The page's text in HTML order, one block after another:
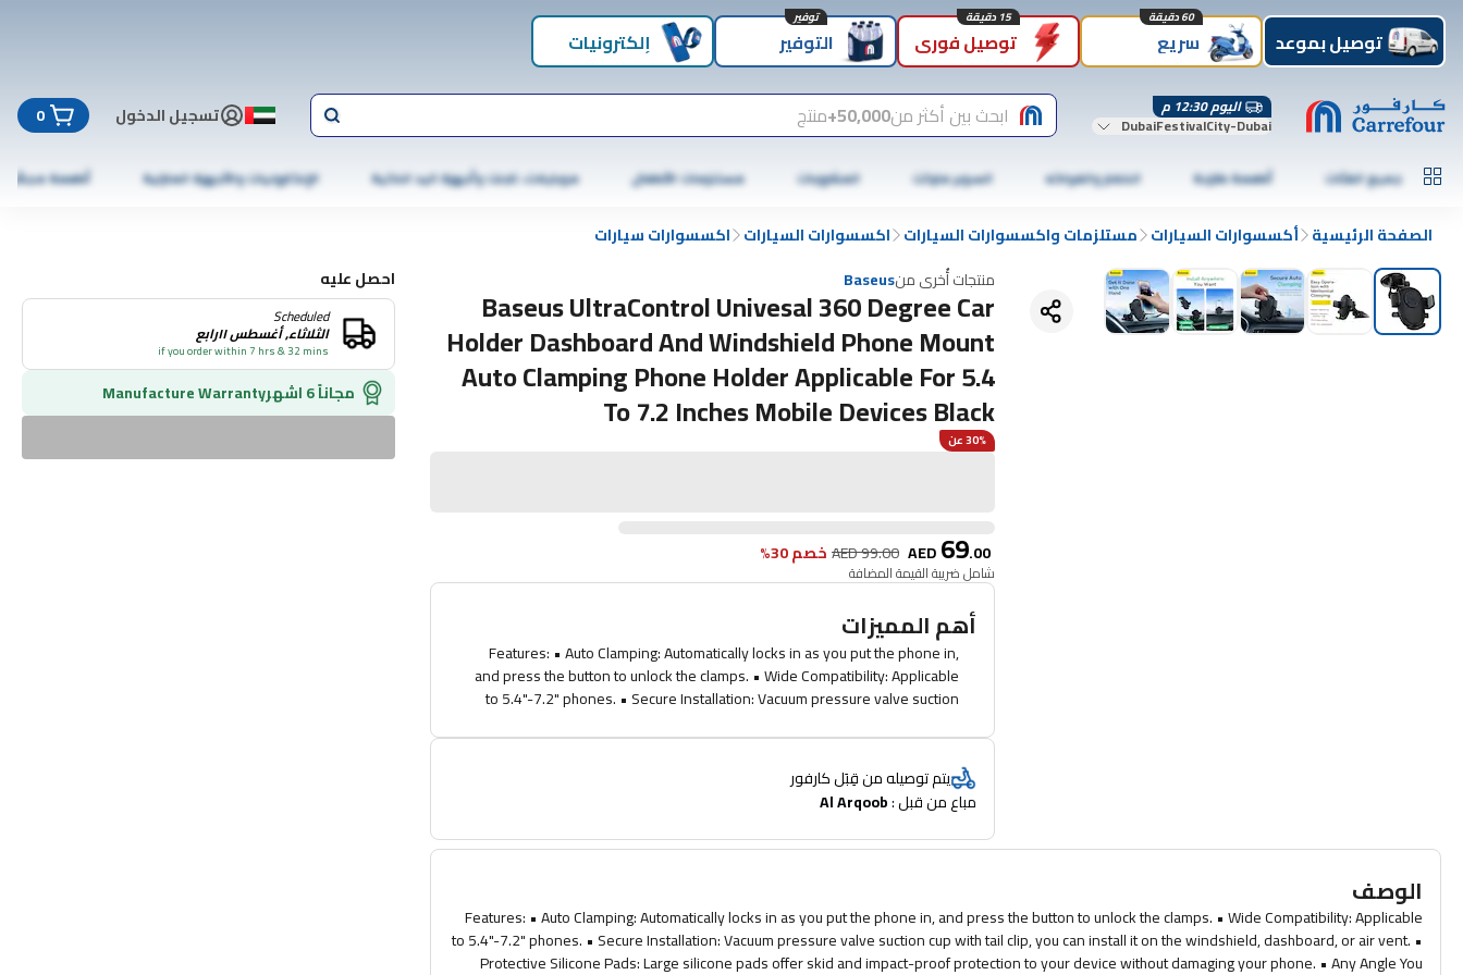
توصيل بموعد سريع
60 دقيقة
توصيل فوري
15 دقيقة
التوفير
توفير
إلكترونيات
اليوم 12:30 م
DubaiFestivalCity-Dubai ابحث بين أكثر من50,000+ منتج تسجيل الدخول 0
جميع الفئات أطعمة طازجة الخضار والفواكه السوبر ماركت المشروبات مستلزمات الأطفال موبايلات، تابلت وأجهزة اليد الذكية الإلكترونيات والأجهزة المنزلية أطعمة مجمّدة
الصفحة الرئيسية أكسسوارات السيارات مستلزمات واكسسوارات السيارات اكسسوارات السيارات اكسسوارات سيارات
منتجات أُخرى منBaseus
Baseus UltraControl Univesal 360 Degree Car
Holder Dashboard And Windshield Phone Mount
Auto Clamping Phone Holder Applicable For 5.4
To 7.2 Inches Mobile Devices Black
30% عن
AED69.00
AED99.00 خصم 30%
شامل ضريبة القيمة المضافة
أهم المميزات
Features: • Auto Clamping: Automatically locks in as you put the phone in,
and press the button to unlock the clamps. • Wide Compatibility: Applicable
to 5.4"-7.2" phones. • Secure Installation: Vacuum pressure valve suction
• Protective Silicone Pads: Large silicone pads offer skid and impact-proof
protection to your device without damaging your phone. • Any Angle You
Like: An omnidirectional ball head joint allows you to adjust the viewing
angle, landscape or portrait mode as you will.
يتم توصيله من قِبَل كارفور
مباع من قبل : Al Arqoob
احصل عليه
Scheduled
الثلاثاء, أغسطس ١١رابع
if you order within 7 hrs & 32 mins
مجاناً 6 اشهر Manufacture Warranty
الوصف
Features: • Auto Clamping: Automatically locks in as you put the phone in, and press the button to unlock the clamps. • Wide Compatibility: Applicable
to 5.4"-7.2" phones. • Secure Installation: Vacuum pressure valve suction cup with tail clip, you can install it on the windshield, dashboard, or air vent. •
Protective Silicone Pads: Large silicone pads offer skid and impact-proof protection to your device without damaging your phone. • Any Angle You